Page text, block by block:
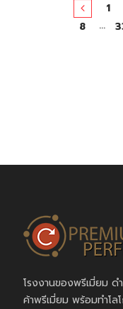
1
8
…
โรงงานของพรีเมี่ยม ด
ค้าพรีเมี่ยม พร้อมทำโล